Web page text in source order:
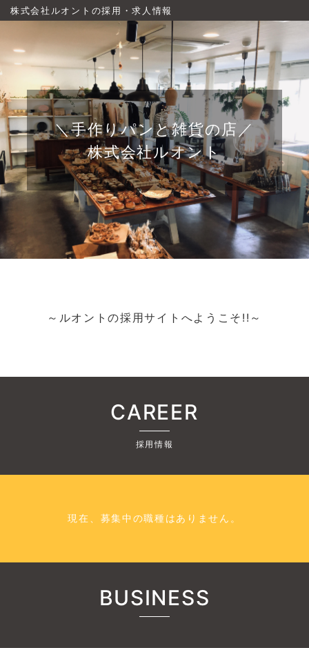
株式会社ルオントの採用・求人情報
＼手作りパンと雑貨の店／
株式会社ルオント
～ルオントの採用サイトへようこそ!!～
CAREER
採用情報
現在、募集中の職種はありません。
BUSINESS